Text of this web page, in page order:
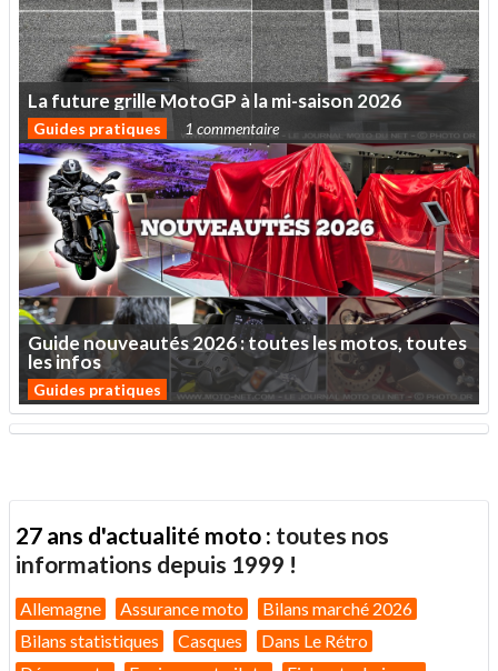
Lafuturegrille MotoGP àlami-saison 2026
Guides pratiques 1 commentaire
Guidenouveautés2026:touteslesmotos,toutes
lesinfos
Guides pratiques
27 ans d'actualité moto : toutes nos
informations depuis 1999 !
Allemagne Assurance moto
Bilans marché 2026
Bilans statistiques
Casques
Dans Le Rétro